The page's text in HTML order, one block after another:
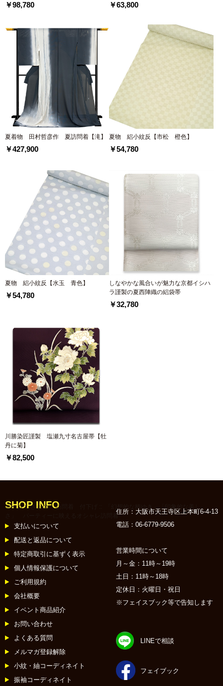
￥98,780 ￥63,800
夏着物 田村哲彦作 夏訪問着【滝】
￥427,900
夏物 絽小紋反【市松 橙色】
￥54,780
夏物 絽小紋反【水玉 青色】
￥54,780
しなやかな風合いが魅力な京都イシハ
ラ謹製の夏西陣織の絽袋帯
￥32,780
川勝染匠謹製 塩瀬九寸名古屋帯【牡
丹に菊】
￥82,500
ホーム::きもの::訪問着 付下げ
:: 「幻想的な柄ゆき」「印象的な美し
さ」 パーティーに映えるオシャレ訪問着
SHOP INFO
支払いについて
配送と返品について
特定商取引に基ずく表示
個人情報保護について
ご利用規約
会社概要
イベント商品紹介
お問い合わせ
よくある質問
メルマガ登録解除
小紋・紬コーディネイト
振袖コーディネイト
住所：大阪市天王寺区上本町6-4-13
電話：06-6779-9506
営業時間について
月～金：11時～19時
土日：11時～18時
定休日：火曜日・祝日
※フェイスブック等で告知します
LINEで相談
フェイブック